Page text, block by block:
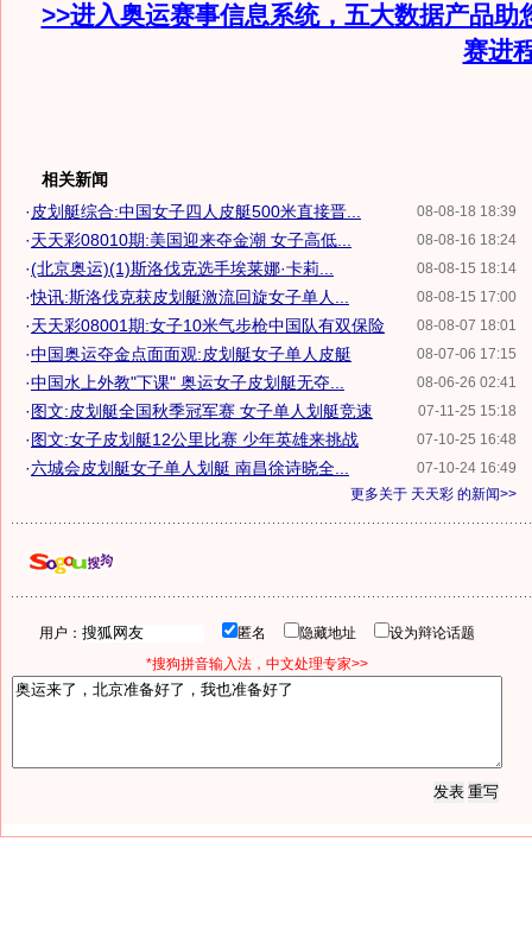
>>进入奥运赛事信息系统，五大数据产品助
赛进
相关新闻
08-08-18 18:39
· 皮划艇综合:中国女子四人皮艇500米直接晋...
08-08-16 18:24
·天天彩08010期:美国迎来夺金潮 女子高低...
08-08-15 18:14
·(北京奥运)(1)斯洛伐克选手埃莱娜·卡莉...
08-08-15 17:00
·快讯:斯洛伐克获皮划艇激流回旋女子单人...
08-08-07 18:01
·天天彩08001期:女子10米气步枪中国队有双保险
08-07-06 17:15
·中国奥运夺金点面面观:皮划艇女子单人皮艇
08-06-26 02:41
·中国水上外教"下课" 奥运女子皮划艇无夺...
07-11-25 15:18
·图文:皮划艇全国秋季冠军赛 女子单人划艇竞速
07-10-25 16:48
·图文:女子皮划艇12公里比赛 少年英雄来挑战
07-10-24 16:49
·六城会皮划艇女子单人划艇 南昌徐诗晓全...
更多关于 天天彩 的新闻>>
用户： 匿名 隐藏地址
设为辩论话题
*搜狗拼音输入法，中文处理专家>>